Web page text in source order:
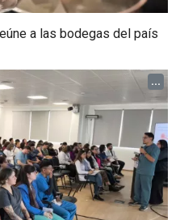
a las bodegas del país
...